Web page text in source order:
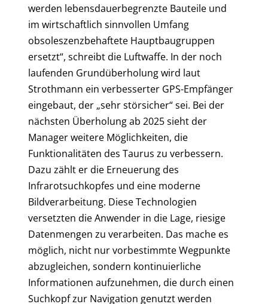
werden lebensdauerbegrenzte Bauteile und
im wirtschaftlich sinnvollen Umfang
obsoleszenzbehaftete Hauptbaugruppen
ersetzt“, schreibt die Luftwaffe. In der noch
laufenden Grundüberholung wird laut
Strothmann ein verbesserter GPS-Empfänger
eingebaut, der „sehr störsicher“ sei. Bei der
nächsten Überholung ab 2025 sieht der
Manager weitere Möglichkeiten, die
Funktionalitäten des Taurus zu verbessern.
Dazu zählt er die Erneuerung des
Infrarotsuchkopfes und eine moderne
Bildverarbeitung. Diese Technologien
versetzten die Anwender in die Lage, riesige
Datenmengen zu verarbeiten. Das mache es
möglich, nicht nur vorbestimmte Wegpunkte
abzugleichen, sondern kontinuierliche
Informationen aufzunehmen, die durch einen
Suchkopf zur Navigation genutzt werden